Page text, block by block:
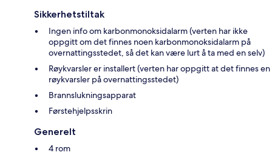
Sikkerhetstiltak
Ingen info om karbonmonoksidalarm (verten har ikke
oppgitt om det finnes noen karbonmonoksidalarm på
overnattingsstedet, så det kan være lurt å ta med en selv)
Røykvarsler er installert (verten har oppgitt at det finnes en
røykvarsler på overnattingsstedet)
Brannslukningsapparat
Førstehjelpsskrin
Generelt
4 rom